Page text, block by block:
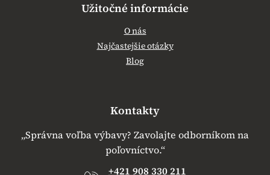
Užitočné informácie
O nás
Najčastejšie otázky
Blog
Kontakty
„Správna voľba výbavy? Zavolajte odborníkom na
poľovníctvo.“
+421 908 330 211